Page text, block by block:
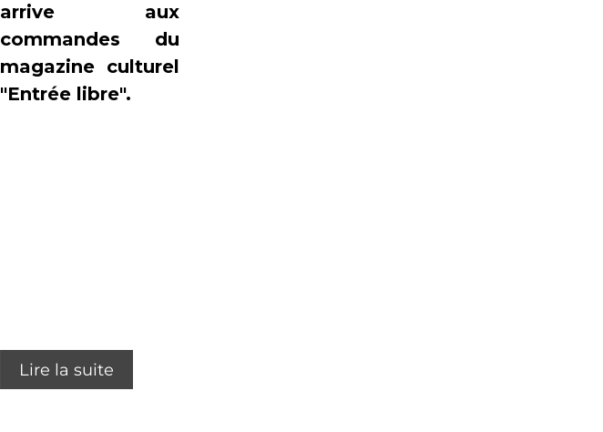
arrive aux
commandes du
magazine culturel
"Entrée libre".
Lire la suite